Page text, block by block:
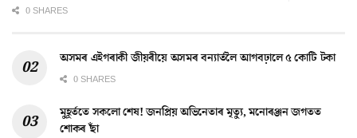
0 SHARES
অসমৰ এইগৰাকী জীয়ৰীয়ে অসমৰ বন্যাৰ্তলৈ আগবঢ়ালে ৫ কোটি টকা
0 SHARES
মুহূৰ্ততে সকলো শেষ! জনপ্ৰিয় অভিনেতাৰ মৃত্যু, মনোৰঞ্জন জগতত
শোকৰ ছাঁ